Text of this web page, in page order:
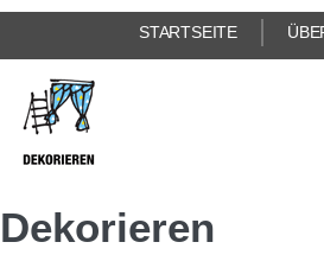
STARTSEITE
Dekorieren